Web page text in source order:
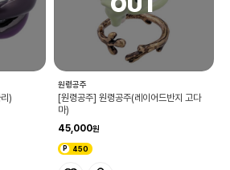
)
원령공주
[원령공주] 원령공주(레이어드반지 고다
마)
45,000
450